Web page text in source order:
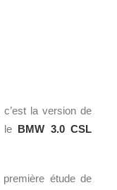
le
la version de
le BMW 3.0 CSL
étude de